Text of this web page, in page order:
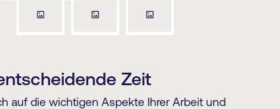
Zeit
auf die wichtigen Aspekte Ihrer Arbeit und